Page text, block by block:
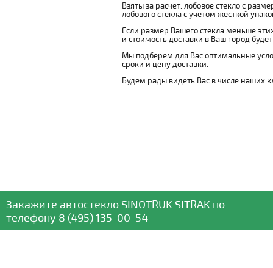
Взяты за расчет: лобовое стекло с
лобового стекла с учетом жесткой
Если размер Вашего стекла меньше
и стоимость доставки в Ваш город
Мы подберем для Вас оптимальные
сроки и цену доставки.
Будем рады видеть Вас в числе наших
Закажите автостекло SINOTRUK SITRAK по
телефону 8 (495) 135-00-54